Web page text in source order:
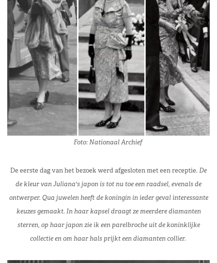
Foto: Nationaal Archief
De eerste dag van het bezoek werd afgesloten met een receptie. De
de kleur van Juliana's japon is tot nu toe een raadsel, evenals de
ontwerper. Qua juwelen heeft de koningin in ieder geval interessante
keuzes gemaakt. In haar kapsel draagt ze meerdere diamanten
sterren, op haar japon zie ik een parelbroche uit de koninklijke
collectie en om haar hals prijkt een diamanten collier.